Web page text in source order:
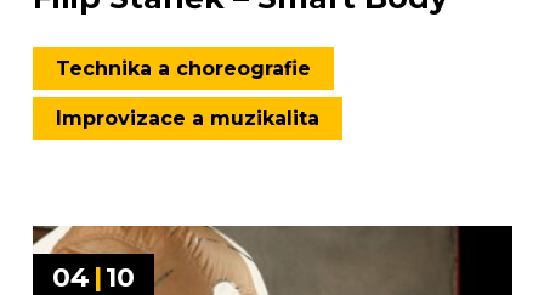
Technika a choreografie
Improvizace a muzikalita
04 |10